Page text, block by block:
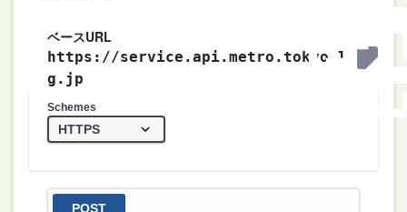
ベースURL
https://service.api.metro.tokyo.l
g.jp
Schemes
POST